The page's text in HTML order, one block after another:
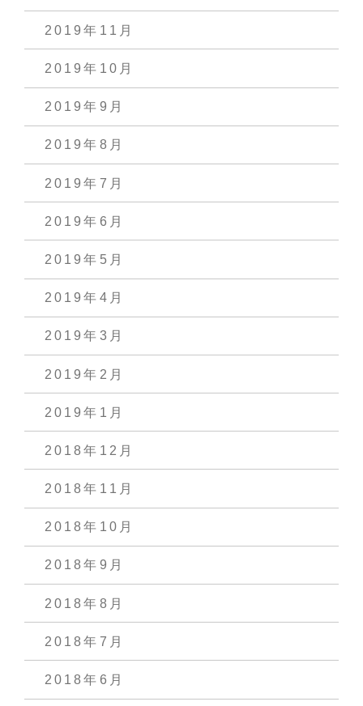
2019年11月
2019年10月
2019年9月
2019年8月
2019年7月
2019年6月
2019年5月
2019年4月
2019年3月
2019年2月
2019年1月
2018年12月
2018年11月
2018年10月
2018年9月
2018年8月
2018年7月
2018年6月